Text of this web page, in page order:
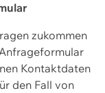
zukommen
Kontaktdaten
den Fall von